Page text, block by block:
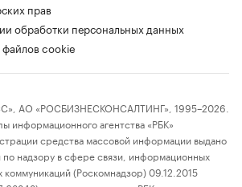
прав
обработки персональных данных
cookie
АО «РОСБИЗНЕСКОНСАЛТИНГ», 1995–2026.
информационного агентства «РБК»
средства массовой информации выдано
надзору в сфере связи, информационных
коммуникаций (Роскомнадзор) 09.12.2015